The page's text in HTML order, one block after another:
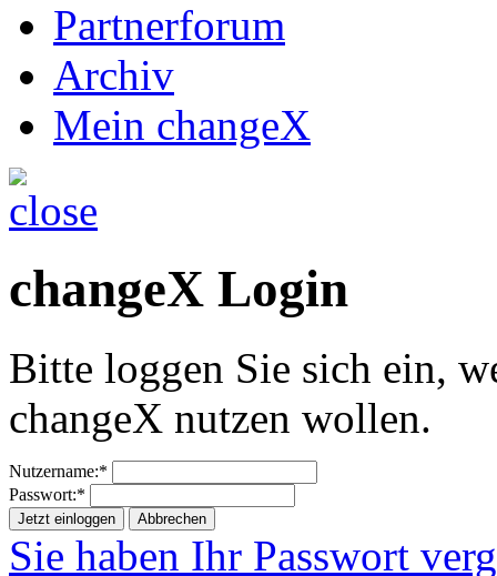
Partnerforum
Archiv
Mein changeX
changeX Login
Bitte loggen Sie sich ein,
changeX nutzen wollen.
Nutzername:*
Passwort:*
Jetzt einloggen Abbrechen
Sie haben Ihr Passwort